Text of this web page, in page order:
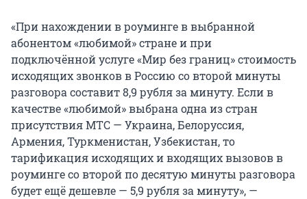
«При нахождении в роуминге в выбранной
абонентом «любимой» стране и при
подключённой услуге «Мир без границ» стоимость
исходящих звонков в Россию со второй минуты
разговора составит 8,9 рубля за минуту. Если в
качестве «любимой» выбрана одна из стран
присутствия МТС — Украина, Белоруссия,
Армения, Туркменистан, Узбекистан, то
тарификация исходящих и входящих вызовов в
роуминге со второй по десятую минуты разговора
будет ещё дешевле — 5,9 рубля за минуту», —